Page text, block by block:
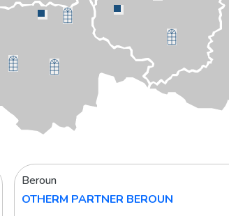
Beroun
OTHERM PARTNER BEROUN